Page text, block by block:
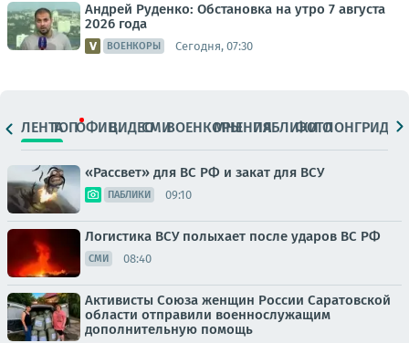
Андрей Руденко: Обстановка на утро 7 августа
2026 года
ВОЕНКОРЫ Сегодня, 07:30
ЛЕНТАТОПОФИЦ.ВИДЕОСМИВОЕНКОРЫМНЕНИЯПАБЛИКИ
ФОТОЛОНГРИДЫ
«Рассвет» для ВС РФ и закат для ВСУ
ПАБЛИКИ 09:10
Логистика ВСУ полыхает после ударов ВС РФ
СМИ 08:40
Активисты Союза женщин России Саратовской
области отправили военнослужащим
дополнительную помощь